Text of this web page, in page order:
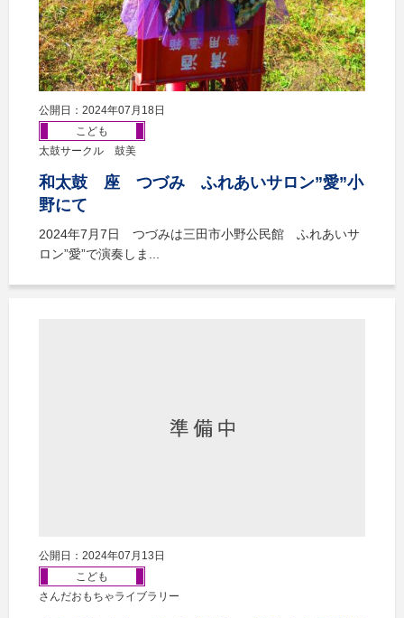
公開日：2024年07月18日
こども
太鼓サークル 鼓美
和太鼓 座 つづみ ふれあいサロン”愛”小
野にて
2024年7月7日 つづみは三田市小野公民館 ふれあいサ
ロン”愛”で演奏しま...
公開日：2024年07月13日
こども
さんだおもちゃライブラリー